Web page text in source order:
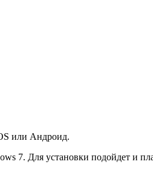
или Андроид.
7. Для установки подойдет и